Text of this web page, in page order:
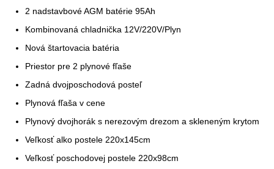
2 nadstavbové AGM batérie 95Ah
Kombinovaná chladnička 12V/220V/Plyn
Nová štartovacia batéria
Priestor pre 2 plynové fľaše
Zadná dvojposchodová posteľ
Plynová fľaša v cene
Plynový dvojhorák s nerezovým drezom a skleneným krytom
Veľkosť alko postele 220x145cm
Veľkosť poschodovej postele 220x98cm